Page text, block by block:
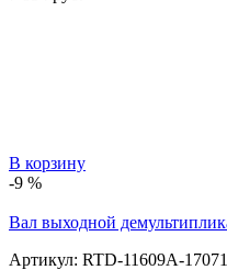
В корзину
-9 %
Вал выходной
Артикул: RTD-11609A-